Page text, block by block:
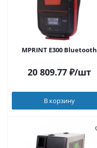
MPRINT E300 Bluetooth
20 809.77₽/шт
В корзину